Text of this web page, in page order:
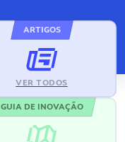
ARTIGOS
VER TODOS
GUIA DE INOVAÇÃO